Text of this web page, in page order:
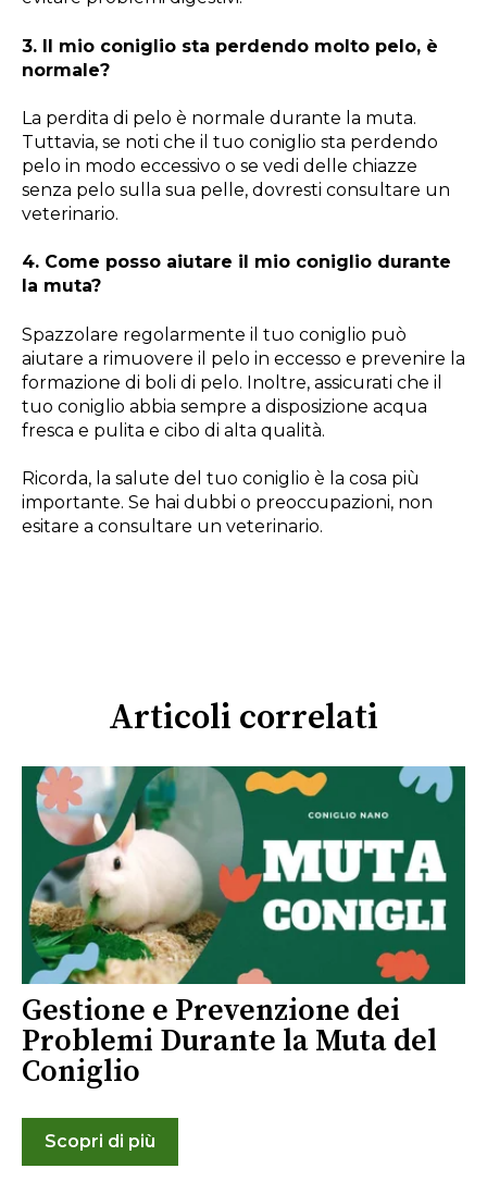
3. Il mio coniglio sta perdendo molto pelo, è
normale?
La perdita di pelo è normale durante la muta.
Tuttavia, se noti che il tuo coniglio sta perdendo
pelo in modo eccessivo o se vedi delle chiazze
senza pelo sulla sua pelle, dovresti consultare un
veterinario.
4. Come posso aiutare il mio coniglio durante
la muta?
Spazzolare regolarmente il tuo coniglio può
aiutare a rimuovere il pelo in eccesso e prevenire la
formazione di boli di pelo. Inoltre, assicurati che il
tuo coniglio abbia sempre a disposizione acqua
fresca e pulita e cibo di alta qualità.
Ricorda, la salute del tuo coniglio è la cosa più
importante. Se hai dubbi o preoccupazioni, non
esitare a consultare un veterinario.
Articoli correlati
Gestione e Prevenzione dei
Problemi Durante la Muta del
Coniglio
Scopri di più